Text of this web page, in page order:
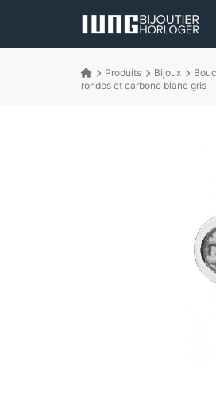
Produits Bijoux
rondes et carbone blanc gris